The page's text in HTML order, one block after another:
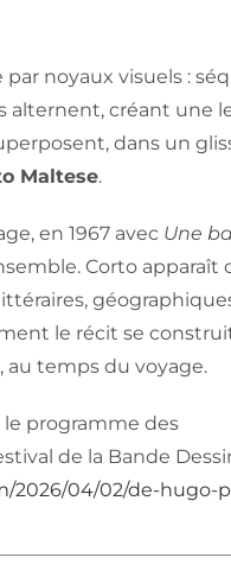
noyaux visuels :
alternent, créant une
dans un
Maltese.
en 1967 avec Une
Corto
le récit se
au temps du voyage.
le programme des
de la Bande
2026/04/02/de-hugo-